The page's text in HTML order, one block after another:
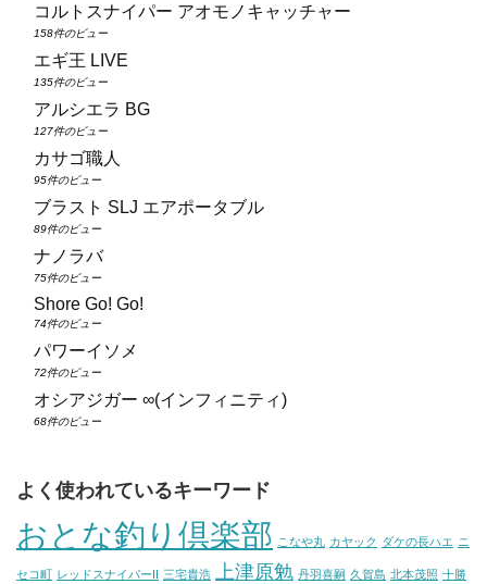
コルトスナイパー アオモノキャッチャー
158件のビュー
エギ王 LIVE
135件のビュー
アルシエラ BG
127件のビュー
カサゴ職人
95件のビュー
ブラスト SLJ エアポータブル
89件のビュー
ナノラバ
75件のビュー
Shore Go! Go!
74件のビュー
パワーイソメ
72件のビュー
オシアジガー ∞(インフィニティ)
68件のビュー
よく使われているキーワード
おとな釣り倶楽部 こなや丸 カヤック ダケの長ハエ ニ
セコ町 レッドスナイパーII 三宅貴浩 上津原勉 丹羽喜嗣 久賀島 北本茂照 十勝